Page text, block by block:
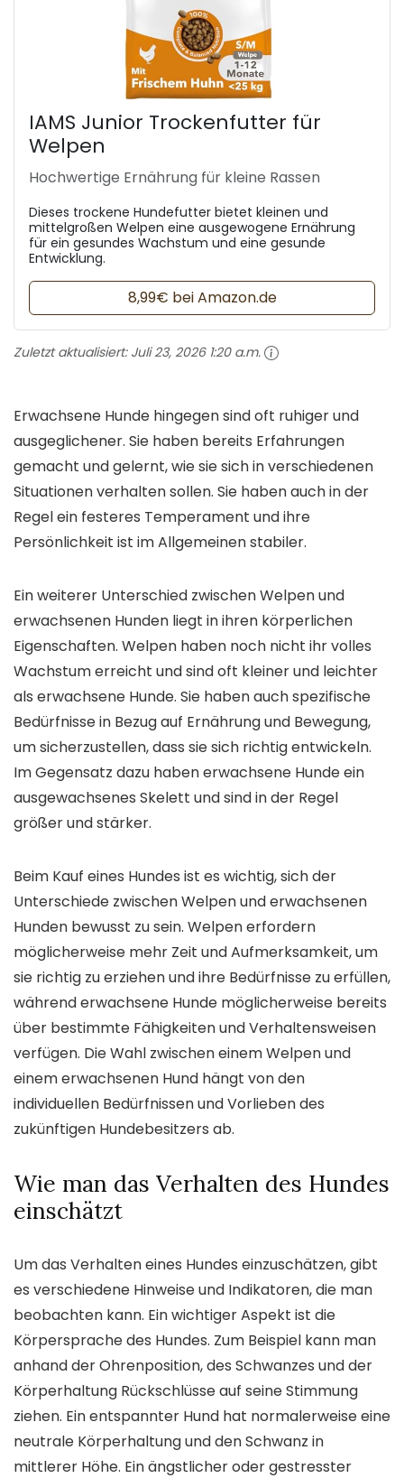
IAMS Junior Trockenfutter für
Welpen
Hochwertige Ernährung für kleine Rassen
Dieses trockene Hundefutter bietet kleinen und
mittelgroßen Welpen eine ausgewogene Ernährung
für ein gesundes Wachstum und eine gesunde
Entwicklung.
8,99€ bei Amazon.de
Zuletzt aktualisiert: Juli 23, 2026 1:20 a.m.
Erwachsene Hunde hingegen sind oft ruhiger und
ausgeglichener. Sie haben bereits Erfahrungen
gemacht und gelernt, wie sie sich in verschiedenen
Situationen verhalten sollen. Sie haben auch in der
Regel ein festeres Temperament und ihre
Persönlichkeit ist im Allgemeinen stabiler.
Ein weiterer Unterschied zwischen Welpen und
erwachsenen Hunden liegt in ihren körperlichen
Eigenschaften. Welpen haben noch nicht ihr volles
Wachstum erreicht und sind oft kleiner und leichter
als erwachsene Hunde. Sie haben auch spezifische
Bedürfnisse in Bezug auf Ernährung und Bewegung,
um sicherzustellen, dass sie sich richtig entwickeln.
Im Gegensatz dazu haben erwachsene Hunde ein
ausgewachsenes Skelett und sind in der Regel
größer und stärker.
Beim Kauf eines Hundes ist es wichtig, sich der
Unterschiede zwischen Welpen und erwachsenen
Hunden bewusst zu sein. Welpen erfordern
möglicherweise mehr Zeit und Aufmerksamkeit, um
sie richtig zu erziehen und ihre Bedürfnisse zu erfüllen,
während erwachsene Hunde möglicherweise bereits
über bestimmte Fähigkeiten und Verhaltensweisen
verfügen. Die Wahl zwischen einem Welpen und
einem erwachsenen Hund hängt von den
individuellen Bedürfnissen und Vorlieben des
zukünftigen Hundebesitzers ab.
Wie man das Verhalten des Hundes
einschätzt
Um das Verhalten eines Hundes einzuschätzen, gibt
es verschiedene Hinweise und Indikatoren, die man
beobachten kann. Ein wichtiger Aspekt ist die
Körpersprache des Hundes. Zum Beispiel kann man
anhand der Ohrenposition, des Schwanzes und der
Körperhaltung Rückschlüsse auf seine Stimmung
ziehen. Ein entspannter Hund hat normalerweise eine
neutrale Körperhaltung und den Schwanz in
mittlerer Höhe. Ein ängstlicher oder gestresster